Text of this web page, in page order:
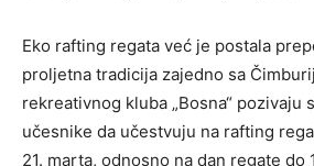
Eko rafting regata već je postala
proljetna tradicija zajedno sa
rekreativnog kluba „Bosna“ pozivaju
učesnike da učestvuju na rafting
21. marta, odnosno na dan regate do